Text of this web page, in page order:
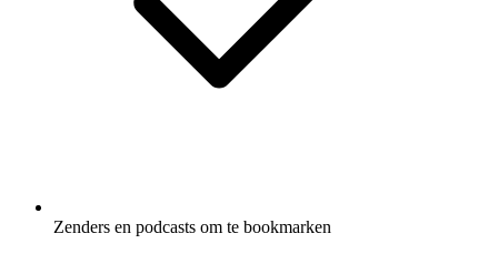
Zenders en podcasts om te bookmarken